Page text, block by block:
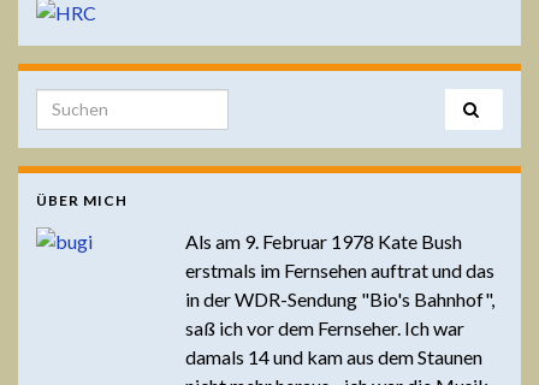
Search for:
ÜBER MICH
Als am 9. Februar 1978 Kate Bush
erstmals im Fernsehen auftrat und das
in der WDR-Sendung "Bio's Bahnhof",
saß ich vor dem Fernseher. Ich war
damals 14 und kam aus dem Staunen